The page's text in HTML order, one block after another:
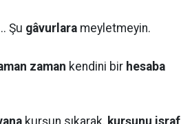
Şu gâvurlara meyletmeyin.
zaman kendini bir hesaba
kurşun sıkarak, kurşunu israf